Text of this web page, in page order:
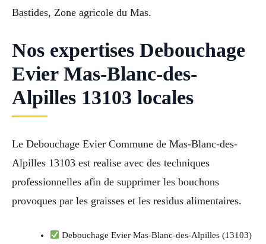
Bastides, Zone agricole du Mas.
Nos expertises Debouchage
Evier Mas-Blanc-des-
Alpilles 13103 locales
Le Debouchage Evier Commune de Mas-Blanc-des-
Alpilles 13103 est realise avec des techniques
professionnelles afin de supprimer les bouchons
provoques par les graisses et les residus alimentaires.
Debouchage Evier Mas-Blanc-des-Alpilles (13103)